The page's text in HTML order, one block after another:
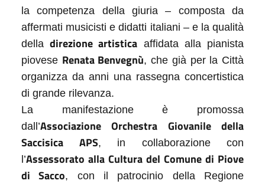
la competenza della giuria – composta da
affermati musicisti e didatti italiani – e la qualità
delladirezione artistica affidata alla pianista
piovese Renata Benvegnù, che già per la Città
organizza da anni una rassegna concertistica
di grande rilevanza.
La manifestazione è promossa
dall’Associazione Orchestra Giovanile della
Saccisica APS, in collaborazione con
l’Assessorato alla Cultura del Comune di Piove
di Sacco, con il patrocinio della Regione